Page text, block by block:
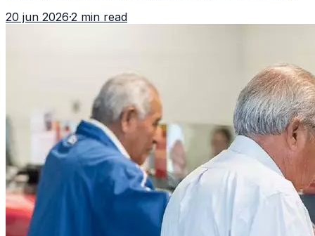
fallido con la administración anterior del Ministerio
20 jun 2026·2 min read